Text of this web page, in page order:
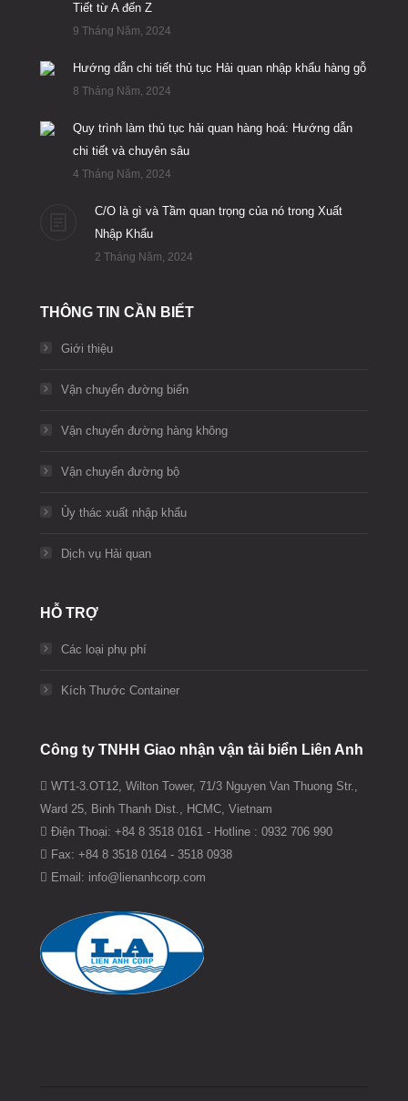
Tiết từ A đến Z
9 Tháng Năm, 2024
Hướng dẫn chi tiết thủ tục Hải quan nhập khẩu hàng gỗ
8 Tháng Năm, 2024
Quy trình làm thủ tục hải quan hàng hoá: Hướng dẫn
chi tiết và chuyên sâu
4 Tháng Năm, 2024
C/O là gì và Tầm quan trọng của nó trong Xuất
Nhập Khẩu
2 Tháng Năm, 2024
THÔNG TIN CẦN BIẾT
Giới thiệu
Vận chuyển đường biển
Vận chuyển đường hàng không
Vận chuyển đường bộ
Ủy thác xuất nhập khẩu
Dịch vụ Hải quan
HỖ TRỢ
Các loại phụ phí
Kích Thước Container
Công ty TNHH Giao nhận vận tải biển Liên Anh
WT1-3.OT12, Wilton Tower, 71/3 Nguyen Van Thuong Str.,
Ward 25, Binh Thanh Dist., HCMC, Vietnam
Điện Thoại: +84 8 3518 0161 - Hotline : 0932 706 990
Fax: +84 8 3518 0164 - 3518 0938
Email: info@lienanhcorp.com